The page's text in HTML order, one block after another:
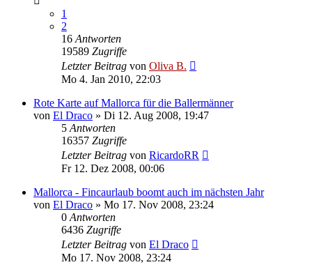
1
2
16 Antworten
19589 Zugriffe
Letzter Beitrag von Oliva B.
Mo 4. Jan 2010, 22:03
Rote Karte auf Mallorca für die Ballermänner
von El Draco » Di 12. Aug 2008, 19:47
5 Antworten
16357 Zugriffe
Letzter Beitrag von RicardoRR
Fr 12. Dez 2008, 00:06
Mallorca - Fincaurlaub boomt auch im nächsten Jahr
von El Draco » Mo 17. Nov 2008, 23:24
0 Antworten
6436 Zugriffe
Letzter Beitrag von El Draco
Mo 17. Nov 2008, 23:24